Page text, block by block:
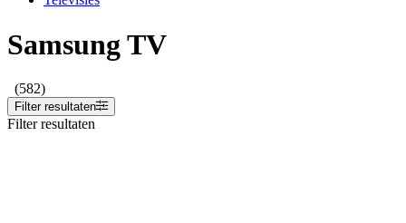
Samsung TV
(582)
Filter resultaten
Filter resultaten